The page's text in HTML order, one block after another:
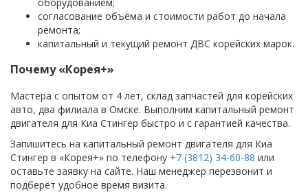
согласование объёма и стоимости работ до начала
ремонта;
капитальный и текущий ремонт ДВС корейских марок.
Почему «Корея+»
Мастера с опытом от 4 лет, склад запчастей для корейских
авто, два филиала в Омске. Выполним капитальный ремонт
двигателя для Киа Стингер быстро и с гарантией качества.
Запишитесь на капитальный ремонт двигателя для Киа
Стингер в «Корея+» по телефону +7 (3812) 34-60-88 или
оставьте заявку на сайте. Наш менеджер перезвонит и
подберёт удобное время визита.